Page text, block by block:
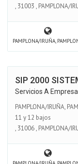
, 31003 , PAMPLONA/
PAMPLONA/IRUÑA,
SIP 2000
Servicios A
PAMPLONA/IRUÑA,
11 y 12 bajos
, 31006, PAMPLONA/